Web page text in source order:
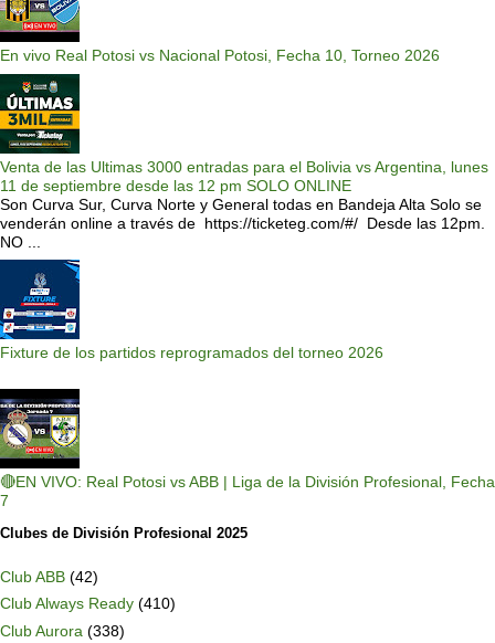
En vivo Real Potosi vs Nacional Potosi, Fecha 10, Torneo 2026
Venta de las Ultimas 3000 entradas para el Bolivia vs Argentina, lunes
11 de septiembre desde las 12 pm SOLO ONLINE
Son Curva Sur, Curva Norte y General todas en Bandeja Alta Solo se
venderán online a través de https://ticketeg.com/#/ Desde las 12pm.
NO ...
Fixture de los partidos reprogramados del torneo 2026
🔴EN VIVO: Real Potosi vs ABB | Liga de la División Profesional, Fecha
7
Clubes de División Profesional 2025
Club ABB (42)
Club Always Ready (410)
Club Aurora (338)